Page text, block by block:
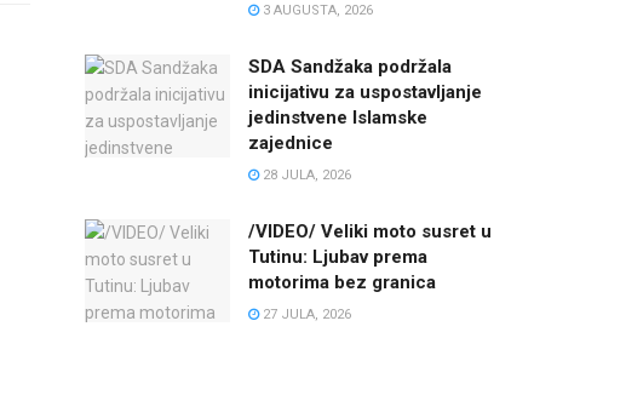
3 AUGUSTA, 2026
SDA Sandžaka podržala
inicijativu za uspostavljanje
jedinstvene Islamske
zajednice
28 JULA, 2026
/VIDEO/ Veliki moto susret u
Tutinu: Ljubav prema
motorima bez granica
27 JULA, 2026